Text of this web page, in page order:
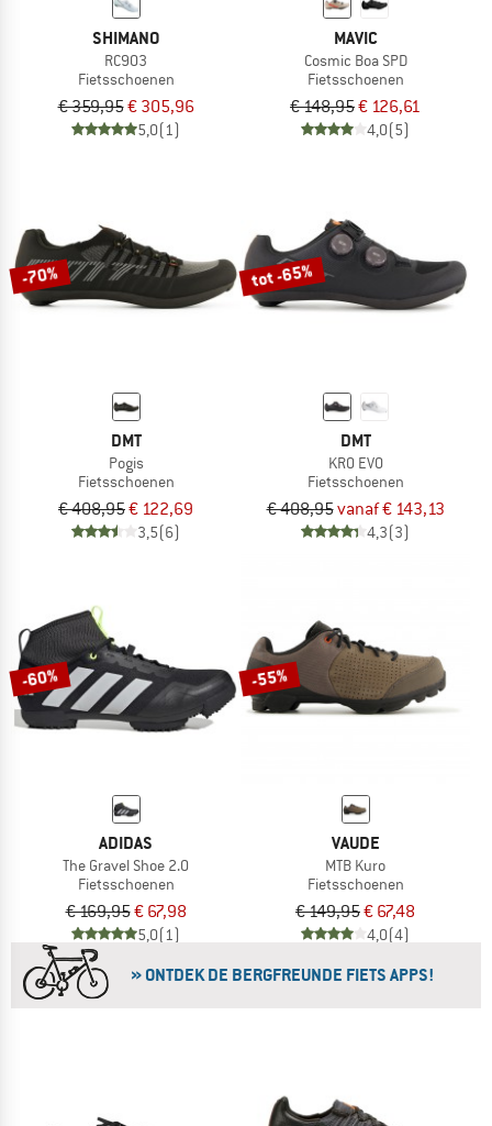
SHIMANO
RC903
Fietsschoenen
€ 359,95€ 305,96
5,0(1)
MAVIC
Cosmic Boa SPD
Fietsschoenen
€ 148,95€ 126,61
4,0(5)
-70%
DMT
Pogis
Fietsschoenen
€ 408,95€ 122,69
3,5(6)
tot -65%
DMT
KR0 EVO
Fietsschoenen
€ 408,95vanaf € 143,13
4,3(3)
-60%
ADIDAS
The Gravel Shoe 2.0
Fietsschoenen
€ 169,95€ 67,98
5,0(1)
-55%
VAUDE
MTB Kuro
Fietsschoenen
€ 149,95€ 67,48
4,0(4)
» ONTDEK DE BERGFREUNDE FIETS APPS!